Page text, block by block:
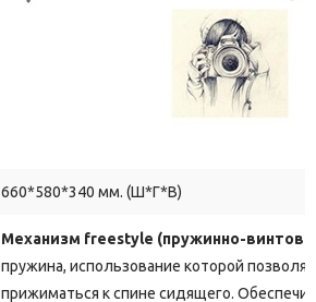
660*580*340 мм. (Ш*Г*В)
Механизм freestyle (пружинно-
пружина, использование которой
прижиматься к спине сидящего.